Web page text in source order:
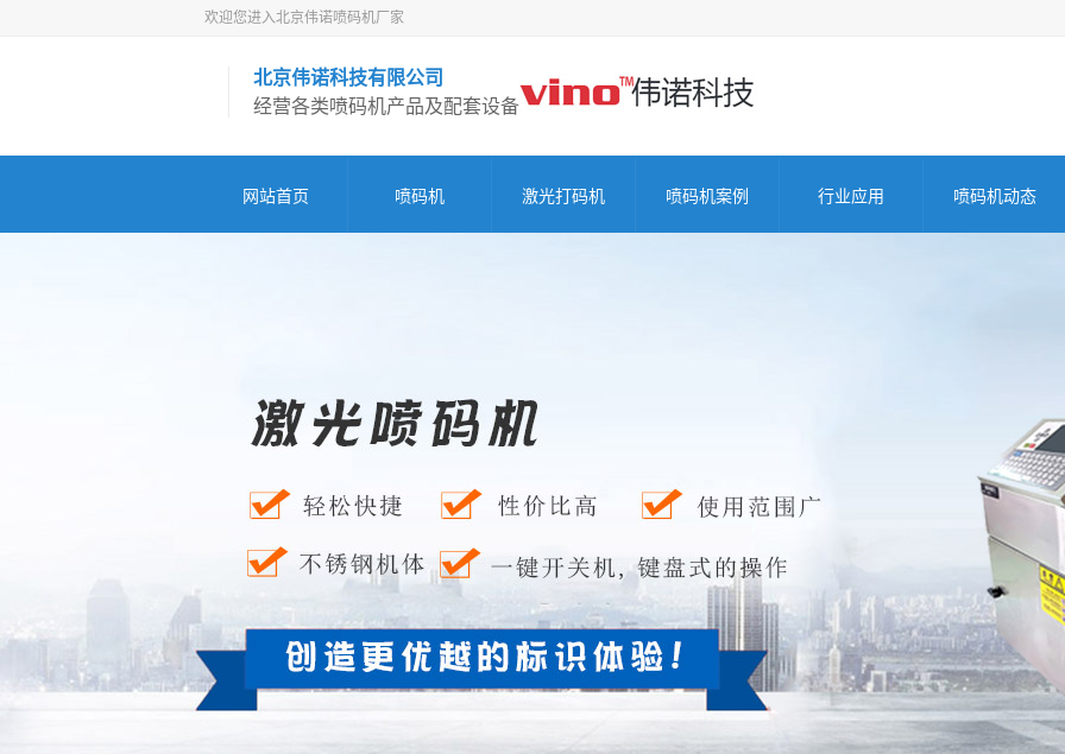
欢迎您进入北京伟诺喷码机厂家
北京伟诺科技有限公司
经营各类喷码机产品及配套设备
网站首页 喷码机 激光打码机 喷码机案例 行业应用 喷码机动态